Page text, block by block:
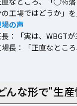
工場ではどうか」
の声
：「実は、WBGT
場長：「正直なとこ
んな形で"生